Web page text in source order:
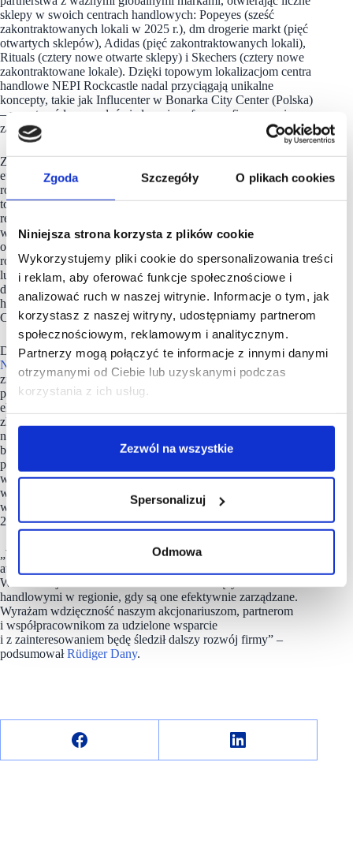
Zgoda Szczegóły O plikach cookies
Niniejsza strona korzysta z plików cookie
Wykorzystujemy pliki cookie do spersonalizowania treści
i reklam, aby oferować funkcje społecznościowe i
analizować ruch w naszej witrynie. Informacje o tym, jak
korzystasz z naszej witryny, udostępniamy partnerom
społecznościowym, reklamowym i analitycznym.
Partnerzy mogą połączyć te informacje z innymi danymi
otrzymanymi od Ciebie lub uzyskanymi podczas
korzystania z ich usług.
Zezwól na wszystkie
Spersonalizuj
Odmowa
sklepy w swoich centrach handlowych: Popeyes (sześć
zakontraktowanych lokali w 2025 r.), dm drogerie markt (pięć
otwartych sklepów), Adidas (pięć zakontraktowanych lokali),
Rituals (cztery nowe otwarte sklepy) i Skechers (cztery nowe
zakontraktowane lokale). Dzięki topowym lokalizacjom centra
handlowe NEPI Rockcastle nadal przyciągają unikalne
koncepty, takie jak Influcenter w Bonarka City Center (Polska)
– przestrzeń łączącą doświadczenia cyfrowe z fizycznymi,
zarządzaną przez istotnych twórców treści cyfrowych.
Z portfelem projektów rozwojowych o wartości 840 milionów
euro – największym w regionie CEE – firma prowadzi
rozbudowy, przebudowy i modernizacje. Kluczowe projekty
to rozbudowa Promenada Bucharest (uznawana za największy
realizowany projekt deweloperski w CEE pod względem
wartości inwestycji), przebudowa Bonarka City Center (Polska)
oraz modernizacja Arena Mall Budapeszt (Węgry). Inauguracja
rozbudowanego CH Pogoria na Górnym Śląsku odbyła się 5
lutego 2026 roku. Projekty w fazie pozwoleń obejmują budowę
dużego centrum handlowego w Płowdiw (Bułgaria), parku
handlowego w Galati (Rumunia) oraz rozbudowę opolskiego
CH Karolinka w Polsce.
Dynamicznie rozwijany program energii odnawialnej pozwala
NEPI Rockcastle
skutecznie realizować założone cele
zrównoważonego rozwoju. Instalacje fotowoltaiczne
pokrywają obecnie 6% zapotrzebowania Spółki na energię
elektryczną. Druga faza programu obejmuje 22 nowe instalacje
zlokalizowane przy obiektach poza Rumunią, znajdują się one
na różnych etapach wdrożenia. Trzecia faza, obejmująca
budowę farm fotowoltaicznych w Rumunii, również sprawnie
posuwa się naprzód: przewiduje się, że elektrownia
w Chișineu-Criș (54 MW) rozpocznie działalność operacyjną
w pierwszym kwartale 2026 r., a uruchomienie jednostki
w Ariceștii Rahtivani (60 MW) planowane jest na koniec
2026 r.
„Wyniki te potwierdzają jakość naszego modelu biznesowego,
atrakcyjność destynacji handlowych w Europie Środkowo-
Wschodniej oraz stałe zainteresowanie wiodącymi centrami
handlowymi w regionie, gdy są one efektywnie zarządzane.
Wyrażam wdzięczność naszym akcjonariuszom, partnerom
i współpracownikom za udzielone wsparcie
i z zainteresowaniem będę śledził dalszy rozwój firmy” –
podsumowałRüdiger Dany.